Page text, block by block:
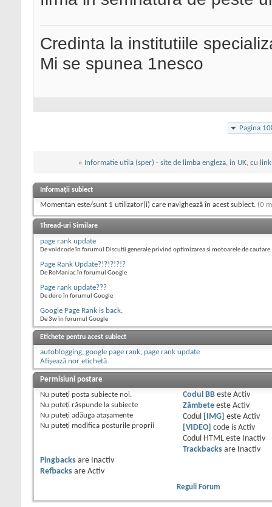
Credinta la institutiile
Mi se spunea 1nesco
Pagina
« Informatie utila (sper) - site de limba engleza, in UK, cu
Informații subiect
Momentan este/sunt 1 utilizator(i) care navighează în acest subiect. (0
Thread-uri Similare
page rank update
De voidcode în forumul Discutii generale privind optimizarea si motoarele de cautare
Page Rank Update?!?!?!?!?
De RoManiac în forumul Google
Page rank update???
De doro în forumul Google
Google Page Rank is back.
De 3w în forumul Google
Etichete pentru acest subiect
autoblogging, google page rank, page rank update
Afișează nor etichetă
Permisiuni postare
Nu puteţi posta subiecte noi.
Nu puteţi răspunde la subiecte
Nu puteţi adăuga ataşamente
Nu puteţi modifica posturile proprii
Codul BBeste Activ
Zâmbeteeste Activ
Codul
[IMG] este Activ
[VIDEO] code is Activ
Codul HTML este
Inactiv
Trackbacksare
Inactiv
Pingbacks are
Inactiv
Refbacks are Activ
Reguli Forum